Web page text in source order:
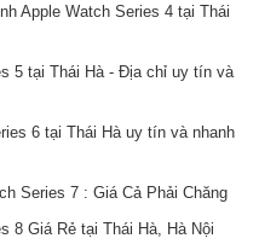
Apple Watch Series 4 tại Thái
5 tại Thái Hà - Địa chỉ uy tín và
6 tại Thái Hà uy tín và nhanh
Series 7 : Giá Cả Phải Chăng
8 Giá Rẻ tại Thái Hà, Hà Nội